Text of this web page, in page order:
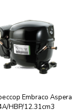
Embraco Aspera
HBP/12.31cm3